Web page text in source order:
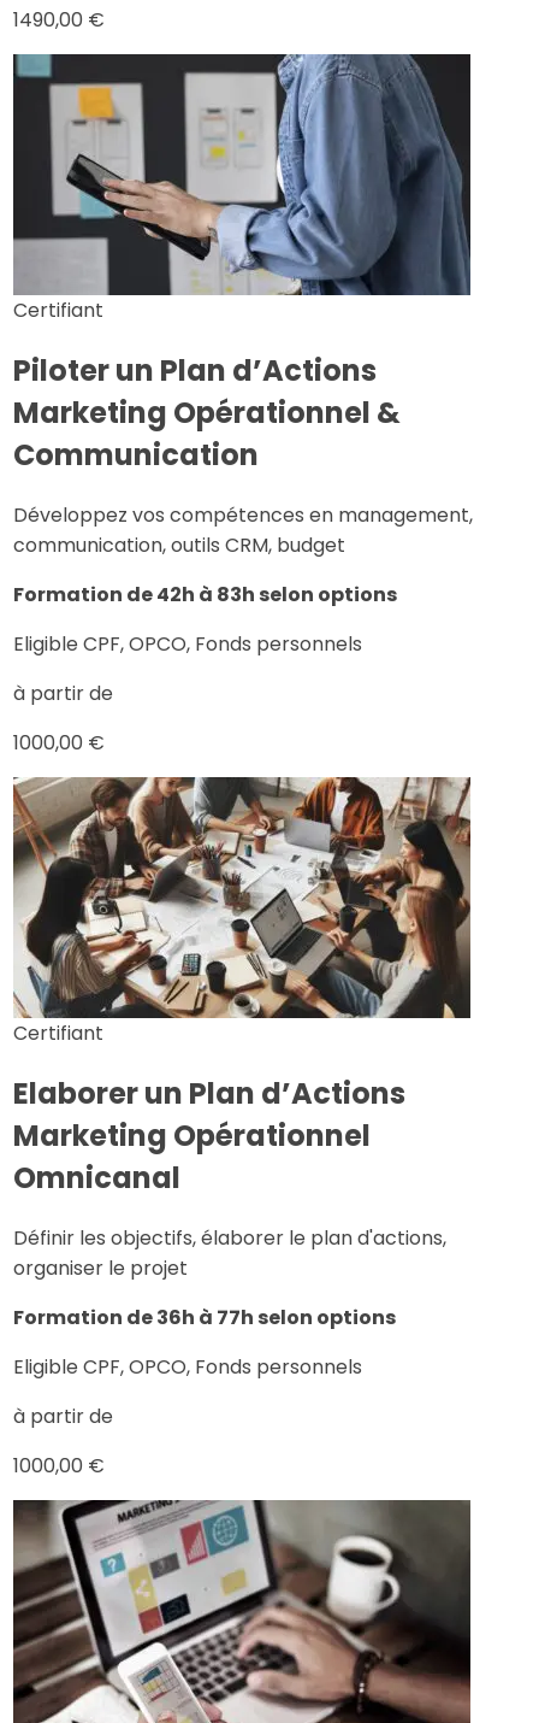
1490,00 €
Certifiant
Piloter un Plan d’Actions
Marketing Opérationnel &
Communication
Développez vos compétences en management,
communication, outils CRM, budget
Formation de 42h à 83h selon options
Eligible CPF, OPCO, Fonds personnels
à partir de
1000,00 €
Certifiant
Elaborer un Plan d’Actions
Marketing Opérationnel
Omnicanal
Définir les objectifs, élaborer le plan d'actions,
organiser le projet
Formation de 36h à 77h selon options
Eligible CPF, OPCO, Fonds personnels
à partir de
1000,00 €